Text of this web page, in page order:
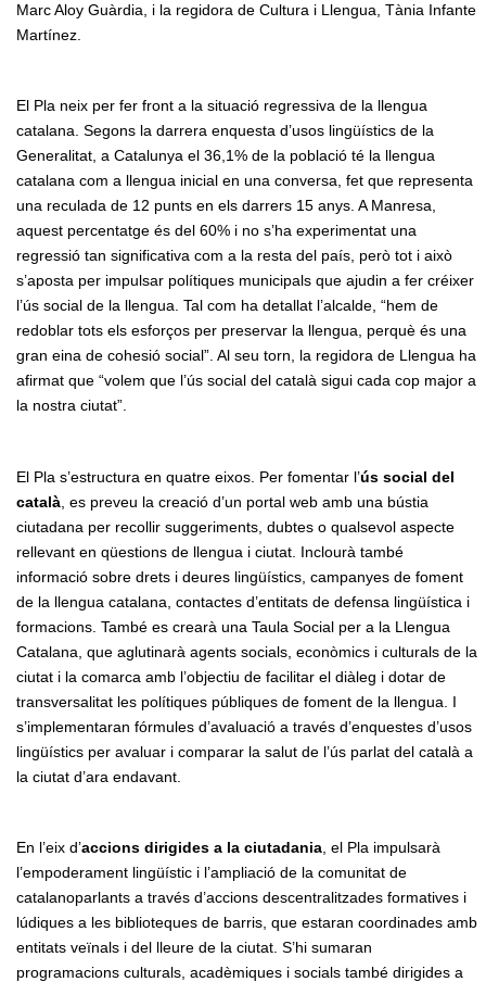
Marc Aloy Guàrdia, i la regidora de Cultura i Llengua, Tània Infante
Martínez.
El Pla neix per fer front a la situació regressiva de la llengua
catalana. Segons la darrera enquesta d’usos lingüístics de la
Generalitat, a Catalunya el 36,1% de la població té la llengua
catalana com a llengua inicial en una conversa, fet que representa
una reculada de 12 punts en els darrers 15 anys. A Manresa,
aquest percentatge és del 60% i no s’ha experimentat una
regressió tan significativa com a la resta del país, però tot i això
s’aposta per impulsar polítiques municipals que ajudin a fer créixer
l’ús social de la llengua. Tal com ha detallat l’alcalde, “hem de
redoblar tots els esforços per preservar la llengua, perquè és una
gran eina de cohesió social”. Al seu torn, la regidora de Llengua ha
afirmat que “volem que l’ús social del català sigui cada cop major a
la nostra ciutat”.
El Pla s’estructura en quatre eixos. Per fomentar l’ús social del
català , es preveu la creació d’un portal web amb una bústia
ciutadana per recollir suggeriments, dubtes o qualsevol aspecte
rellevant en qüestions de llengua i ciutat. Inclourà també
informació sobre drets i deures lingüístics, campanyes de foment
de la llengua catalana, contactes d’entitats de defensa lingüística i
formacions. També es crearà una Taula Social per a la Llengua
Catalana, que aglutinarà agents socials, econòmics i culturals de la
ciutat i la comarca amb l’objectiu de facilitar el diàleg i dotar de
transversalitat les polítiques públiques de foment de la llengua. I
s’implementaran fórmules d’avaluació a través d’enquestes d’usos
lingüístics per avaluar i comparar la salut de l’ús parlat del català a
la ciutat d’ara endavant.
En l’eix d’accions dirigides a la ciutadania , el Pla impulsarà
l’empoderament lingüístic i l’ampliació de la comunitat de
catalanoparlants a través d’accions descentralitzades formatives i
lúdiques a les biblioteques de barris, que estaran coordinades amb
entitats veïnals i del lleure de la ciutat. S’hi sumaran
programacions culturals, acadèmiques i socials també dirigides a